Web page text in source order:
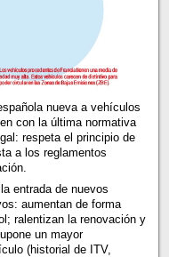
nueva a vehículos
con la última normativa
respeta el principio de
a los reglamentos
entrada de nuevos
aumentan de forma
ralentizan la renovación y
un mayor
(historial de ITV,